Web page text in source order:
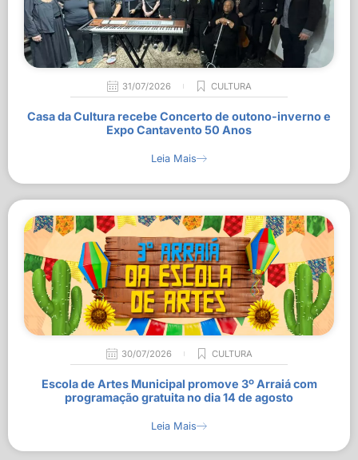
31/07/2026 CULTURA
Casa da Cultura recebe Concerto de outono-inverno e
Expo Cantavento 50 Anos
Leia Mais
30/07/2026 CULTURA
Escola de Artes Municipal promove 3º Arraiá com
programação gratuita no dia 14 de agosto
Leia Mais